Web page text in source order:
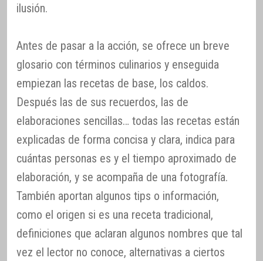
ilusión.
Antes de pasar a la acción, se ofrece un breve
glosario con términos culinarios y enseguida
empiezan las recetas de base, los caldos.
Después las de sus recuerdos, las de
elaboraciones sencillas… todas las recetas están
explicadas de forma concisa y clara, indica para
cuántas personas es y el tiempo aproximado de
elaboración, y se acompaña de una fotografía.
También aportan algunos tips o información,
como el origen si es una receta tradicional,
definiciones que aclaran algunos nombres que tal
vez el lector no conoce, alternativas a ciertos